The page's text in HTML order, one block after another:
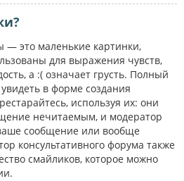
— это маленькие картинки,
для выражения чувств,
а :( означает грусть. Полный
в форме создания
используя их: они
нечитаемым, и модератор
сообщение или вообще
консультативного форума также
смайликов, которое можно